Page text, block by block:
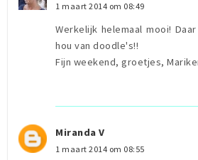
1 maart 2014 om 08:49
Werkelijk helemaal mooi!
hou van doodle's!!
Fijn weekend, groetjes,
Miranda V
1 maart 2014 om 08:55